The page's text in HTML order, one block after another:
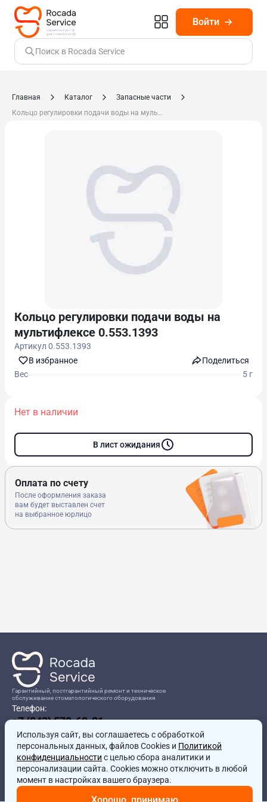
Войти
Поиск в Rocada Service
Главная Каталог
Запасные части
Кольцо регулировки подачи воды на мультифлексе 0.553.1393
Кольцо регулировки подачи воды на
мультифлексе 0.553.1393
Артикул 0.553.1393
В избранноe
Поделиться
Вес
5 г
Нет в наличии
В лист ожидания
Оплата по счету
После оформления заказа
вам будет выставлен счет
на выбранное юрлицо
Гарантийный, постгарантийный ремонт и техническое
обслуживание стоматологического оборудования
Телефон:
+7 (843) 570-60-81
Режим работы:8:00-17:00
Адрес:
г.Казань, ул.Проспект Победы, д.204в
Почта:
service@rocadamed.ru
Используя сайт, вы соглашаетесь с обработкой
персональных данных, файлов Cookies и Политикой
конфиденциальности с целью сбора аналитики и
персонализации сайта. Cookies можно отключить в любой
момент в настройках вашего браузера.